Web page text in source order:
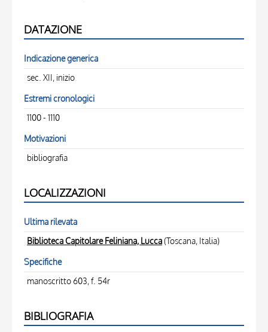
DATAZIONE
Indicazione generica
sec. XII, inizio
Estremi cronologici
1100 - 1110
Motivazioni
bibliografia
LOCALIZZAZIONI
Ultima rilevata
Biblioteca Capitolare Feliniana, Lucca(Toscana, Italia)
Specifiche
manoscritto 603, f. 54r
BIBLIOGRAFIA